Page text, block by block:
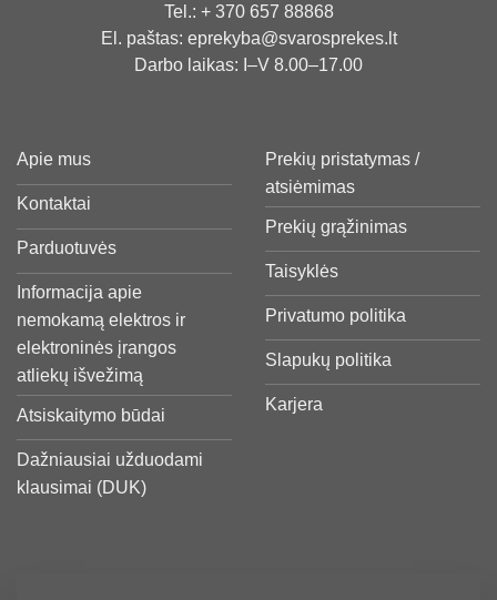
Tel.: + 370 657 88868
El. paštas: eprekyba@svarosprekes.lt
Darbo laikas: I–V 8.00–17.00
Apie mus
Kontaktai
Parduotuvės
Informacija apie
nemokamą elektros ir
elektroninės įrangos
atliekų išvežimą
Atsiskaitymo būdai
Dažniausiai užduodami
klausimai (DUK)
Prekių pristatymas /
atsiėmimas
Prekių grąžinimas
Taisyklės
Privatumo politika
Slapukų politika
Karjera